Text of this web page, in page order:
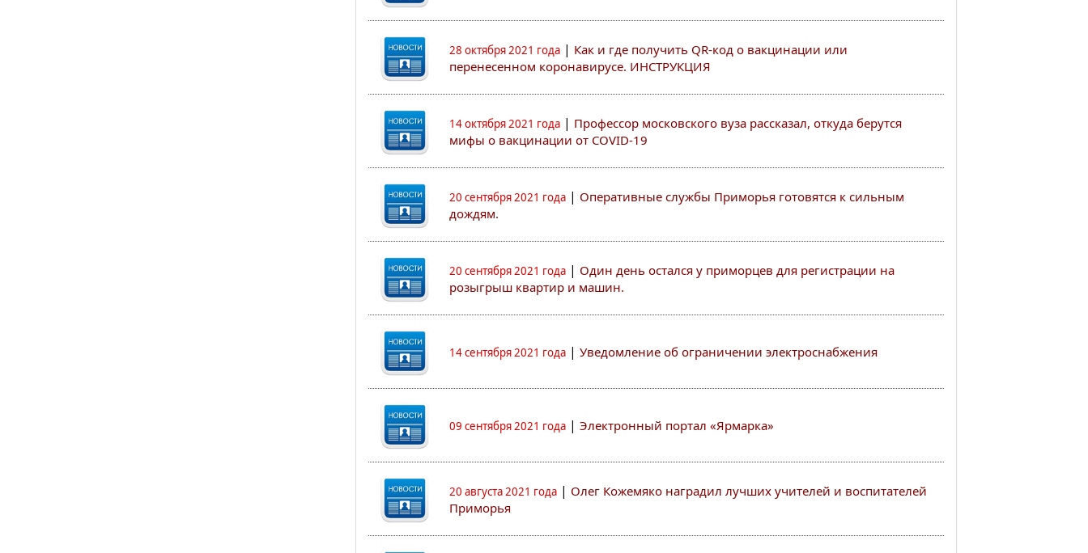
28 октября 2021 года | Как и где получить QR-код о вакцинации или
перенесенном коронавирусе. ИНСТРУКЦИЯ
14 октября 2021 года | Профессор московского вуза рассказал, откуда берутся
мифы о вакцинации от COVID-19
20 сентября 2021 года | Оперативные службы Приморья готовятся к сильным
дождям.
20 сентября 2021 года | Один день остался у приморцев для регистрации на
розыгрыш квартир и машин.
14 сентября 2021 года | Уведомление об ограничении электроснабжения
09 сентября 2021 года | Электронный портал «Ярмарка»
20 августа 2021 года | Олег Кожемяко наградил лучших учителей и воспитателей
Приморья